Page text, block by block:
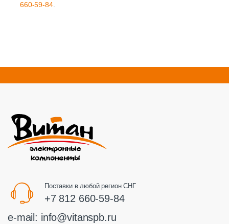
660-59-84.
Поставки в любой регион СНГ
+7 812 660-59-84
e-mail: info@vitanspb.ru